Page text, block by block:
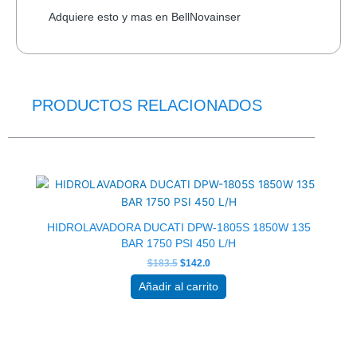
Adquiere esto y mas en BellNovainser
PRODUCTOS RELACIONADOS
HIDROLAVADORA DUCATI DPW-1805S 1850W 135
BAR 1750 PSI 450 L/H
$183.5
original
era:
$183.5.
$142.0
actual
es:
$142.0.
Añadir al carrito